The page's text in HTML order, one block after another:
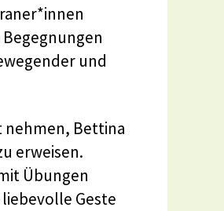
und
nehmen, Bettina
erweisen.
Übungen
Geste